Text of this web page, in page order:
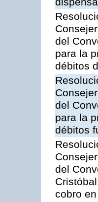
del
para la
débitos
del
para la
débitos
del
cobro